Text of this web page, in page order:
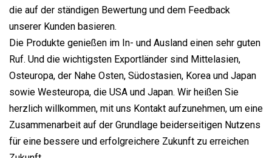
die auf der ständigen Bewertung und dem Feedback
unserer Kunden basieren.
Die Produkte genießen im In- und Ausland einen sehr guten
Ruf. Und die wichtigsten Exportländer sind Mittelasien,
Osteuropa, der Nahe Osten, Südostasien, Korea und Japan
sowie Westeuropa, die USA und Japan. Wir heißen Sie
herzlich willkommen, mit uns Kontakt aufzunehmen, um eine
Zusammenarbeit auf der Grundlage beiderseitigen Nutzens
für eine bessere und erfolgreichere Zukunft zu erreichen